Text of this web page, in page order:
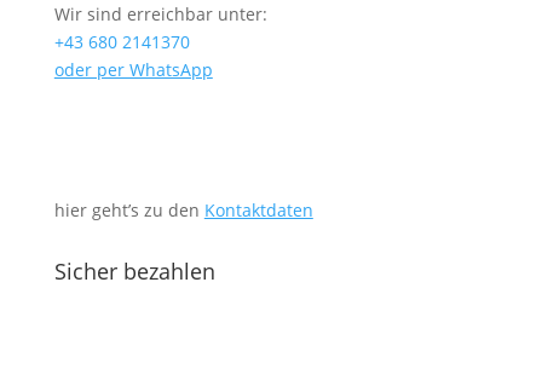
Wir sind erreichbar unter:
+43 680 2141370
oder per WhatsApp
hier geht’s zu den Kontaktdaten
Sicher bezahlen